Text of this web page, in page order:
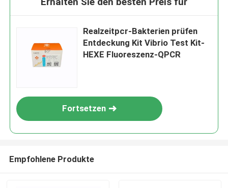
Realzeitpcr-Bakterien prüfen
Entdeckung Kit Vibrio Test Kit-
HEXE Fluoreszenz-QPCR
Fortsetzen
Empfohlene Produkte